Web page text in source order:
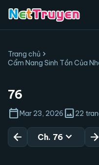
Trang chủ chevron_right
Cẩm Nang Sinh Tồn Của
76
calendar_todayMar 23, 2026 image22
arrow_back Ch. 76 expand_more arrow_forward